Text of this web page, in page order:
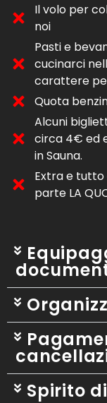
Il volo per
noi
Pasti e
cucinarci
carattere
Quota
Alcuni
circa 4€ ed
in Sauna.
Extra e
parte LA
Spirito